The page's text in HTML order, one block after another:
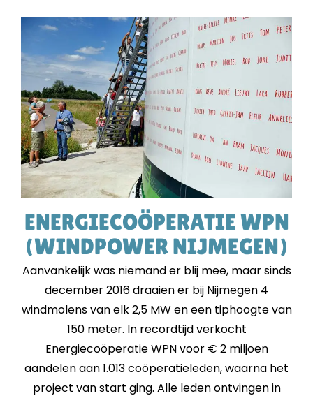
ENERGIECOÖPERATIE WPN
(WINDPOWER NIJMEGEN)
Aanvankelijk was niemand er blij mee, maar sinds
december 2016 draaien er bij Nijmegen 4
windmolens van elk 2,5 MW en een tiphoogte van
150 meter. In recordtijd verkocht
Energiecoöperatie WPN voor € 2 miljoen
aandelen aan 1.013 coöperatieleden, waarna het
project van start ging. Alle leden ontvingen in